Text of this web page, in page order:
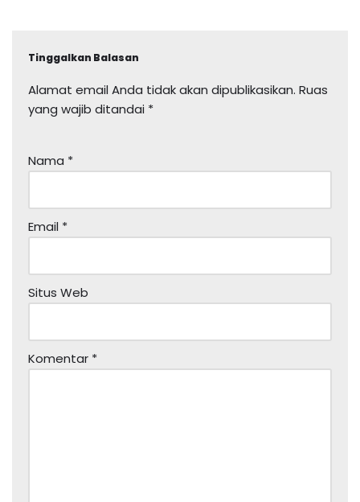
Tinggalkan Balasan
Alamat email Anda tidak akan dipublikasikan. Ruas
yang wajib ditandai *
Nama *
Email *
Situs Web
Komentar *